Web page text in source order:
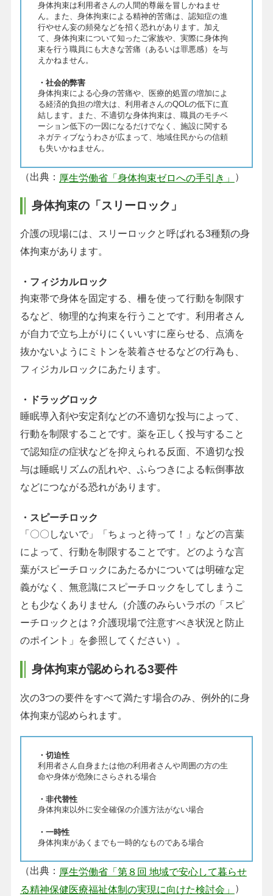
身体拘束は利用者さんの人間的尊厳を冒しかねませ
ん。また、身体拘束による精神的苦痛は、認知症の進
行やせん妄の頻発などを招く恐れがあります。加え
て、身体拘束について知ったご家族や、実際に身体拘
束を行う職員にも大きな苦痛（あるいは罪悪感）を与
えかねません。
・社会的弊害
身体拘束による心身の苦痛や、医療的処置の増加によ
る経済的負担の増大は、利用者さんのQOLの低下に直
結します。また、不適切な身体拘束は、職員のモチベ
ーション低下の一因になるだけでなく、施設に関する
ネガティブなうわさが広まって、地域住民からの信頼
も失いかねません。
（出典： 厚生労働省「身体拘束ゼロへの手引き」 ）
身体拘束の「スリーロック」
介護の現場には、スリーロックと呼ばれる3種類の身
体拘束があります。
・フィジカルロック
拘束帯で身体を固定する、柵を使って行動を制限す
るなど、物理的な拘束を行うことです。利用者さん
が自力で立ち上がりにくいいすに座らせる、点滴を
抜かないようにミトンを装着させるなどの行為も、
フィジカルロックにあたります。
・ドラッグロック
睡眠導入剤や安定剤などの不適切な投与によって、
行動を制限することです。薬を正しく投与すること
で認知症の症状などを抑えられる反面、不適切な投
与は睡眠リズムの乱れや、ふらつきによる転倒事故
などにつながる恐れがあります。
・スピーチロック
「〇〇しないで」「ちょっと待って！」などの言葉
によって、行動を制限することです。どのような言
葉がスピーチロックにあたるかについては明確な定
義がなく、無意識にスピーチロックをしてしまうこ
とも少なくありません（介護のみらいラボの「スピ
ーチロックとは？介護現場で注意すべき状況と防止
のポイント」を参照してください）。
身体拘束が認められる3要件
次の3つの要件をすべて満たす場合のみ、例外的に身
体拘束が認められます。
・切迫性
利用者さん自身または他の利用者さんや周囲の方の生
命や身体が危険にさらされる場合
・非代替性
身体拘束以外に安全確保の介護方法がない場合
・一時性
身体拘束があくまでも一時的なものである場合
（出典： 厚生労働省「第８回 地域で安心して暮らせ
る精神保健医療福祉体制の実現に向けた検討会」
）